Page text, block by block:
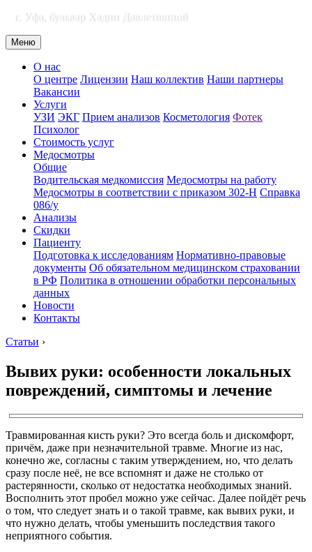
г. Уфа, бульвар Хадии Давлетшиной
Меню
О нас
О центре Лицензии Наш коллектив Наши партнеры
Вакансии
Услуги
УЗИ ЭКГ Прием анализов Косметология Фотек
Психолог
Стоимость услуг
Медосмотры
Общие
Водительская медкомиссия Медосмотры на работу
Медосмотры в соответствии с приказом 302-Н Справка
086/у
Анализы
Скидки
Пациенту
Подготовка к исследованиям Нормативно-правовые
документы Об обязательном медицинском страховании
в РФ Политика в отношении обработки персональных
данных
Новости
Контакты
Статьи ›
Вывих руки: особенности локальных
повреждений, симптомы и лечение
Травмированная кисть руки? Это всегда боль и дискомфорт,
причём, даже при незначительной травме. Многие из нас,
конечно же, согласны с таким утверждением, но, что делать
сразу после неё, не все вспомнят и даже не столько от
растерянности, сколько от недостатка необходимых знаний.
Восполнить этот пробел можно уже сейчас. Далее пойдёт речь
о том, что следует знать и о такой травме, как вывих руки, и
что нужно делать, чтобы уменьшить последствия такого
неприятного события.